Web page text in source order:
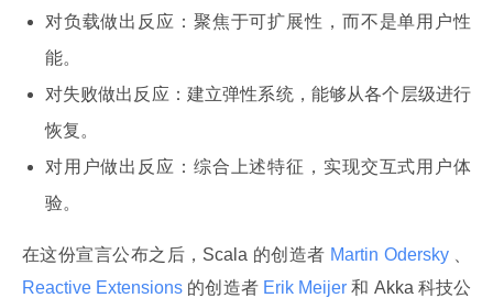
对负载做出反应：聚焦于可扩展性，而不是单用户性
能。
对失败做出反应：建立弹性系统，能够从各个层级进行
恢复。
对用户做出反应：综合上述特征，实现交互式用户体
验。
在这份宣言公布之后，Scala 的创造者 Martin Odersky
Reactive Extensions 的创造者 Erik Meijer 和 Akka 科技公